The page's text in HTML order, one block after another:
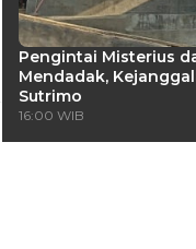
Pengintai Misterius
Mendadak,
Sutrimo
16:00 WIB